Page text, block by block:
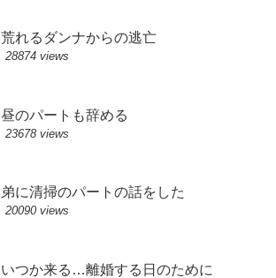
荒れるダンナからの逃亡
28874 views
昼のパートも辞める
23678 views
弟に清掃のパートの話をした
20090 views
いつか来る…離婚する日のために